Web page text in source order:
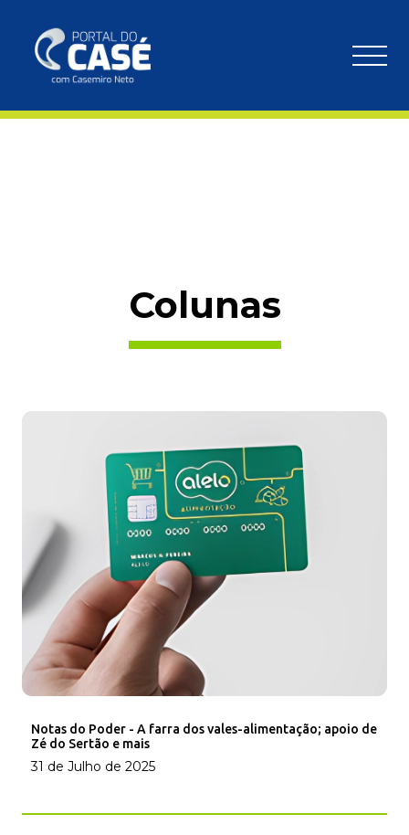
Colunas
Notas do Poder - A farra dos vales-alimentação; apoio de
Zé do Sertão e mais
31 de Julho de 2025